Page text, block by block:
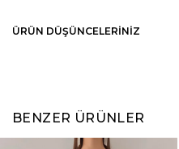
ÜRÜN DÜŞÜNCELERINIZ
BENZER ÜRÜNLER